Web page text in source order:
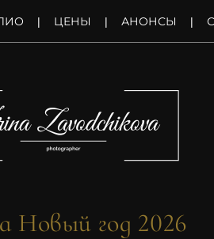
ЦЕНЫ АНОНСЫ
Новый год 2026